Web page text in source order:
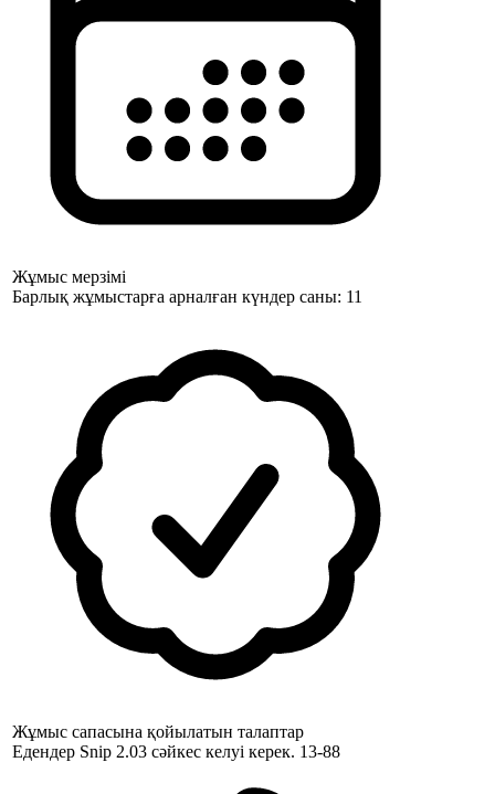
Жұмыс мерзімі
Барлық жұмыстарға арналған күндер саны: 11
Жұмыс сапасына қойылатын талаптар
Едендер Snip 2.03 сәйкес келуі керек. 13-88